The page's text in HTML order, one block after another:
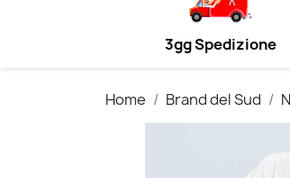
3gg Spedizione
Home Brand del Sud